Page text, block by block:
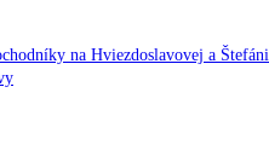
na Hviezdoslavovej a